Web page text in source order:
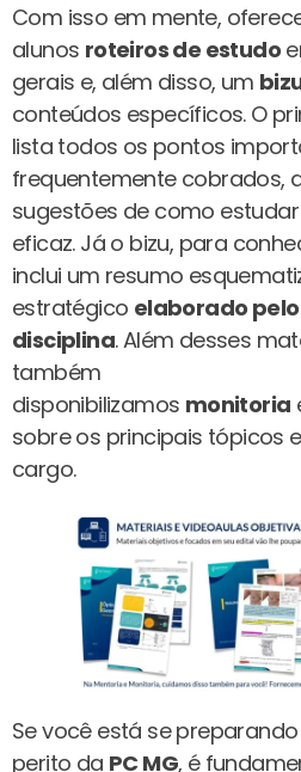
Com isso em mente,
alunos roteiros de estudo
gerais e, além disso, um
conteúdos específicos. O
lista todos os pontos
frequentemente cobrados,
sugestões de como
eficaz. Já o bizu, para
inclui um resumo
estratégico elaborado
disciplina. Além desses
também
disponibilizamos monitoria
sobre os principais tópicos
cargo.
Se você está se
perito da PC MG, é